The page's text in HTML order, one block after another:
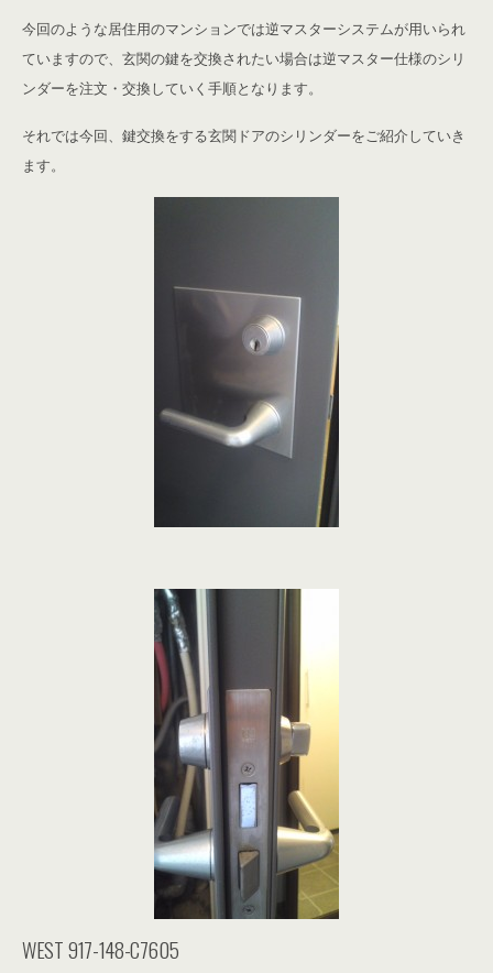
今回のような居住用のマンションでは逆マスターシステムが用いられ
ていますので、玄関の鍵を交換されたい場合は逆マスター仕様のシリ
ンダーを注文・交換していく手順となります。
それでは今回、鍵交換をする玄関ドアのシリンダーをご紹介していき
ます。
WEST 917-148-C7605